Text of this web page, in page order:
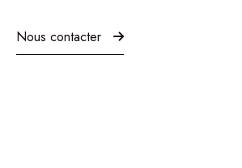
Nous contacter